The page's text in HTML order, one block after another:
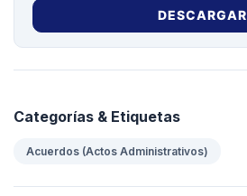
DESCARGAR
Categorías & Etiquetas
Acuerdos (Actos Administrativos)